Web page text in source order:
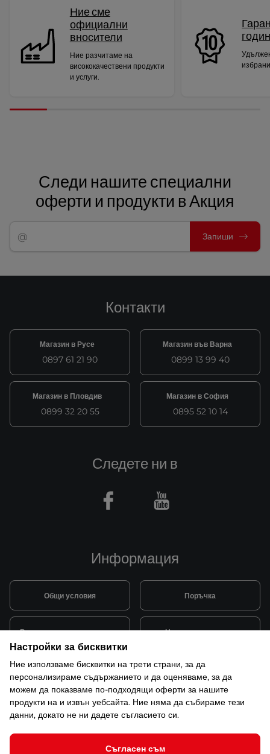
Ние сме
официални
вносители
Ние разчитаме на
висококачествени продукти
и услуги.
Следи нашите специални
оферти и продукти в Акция
Запиши
Контакти
Магазин в Русе
0897 61 21 90
Магазин във Варна
0899 13 99 40
Магазин в Пловдив
0899 32 20 55
Магазин в София
0895 52 10 14
Информация
Общи условия Поръчка
Видове и цена за транспорт Начини на плащане
Система за лоялни клиенти Монтаж и поддръжка
Рекламации и гаранция
Следете ни в
Facebook Youtube
Настройки за бисквитки
Ние използваме бисквитки на трети страни, за да
персонализираме съдържанието и да оценяваме, за да
можем да показваме по-подходящи оферти за нашите
продукти на и извън уебсайта. Ние няма да събираме тези
данни, докато не ни дадете съгласието си.
Съгласен съм